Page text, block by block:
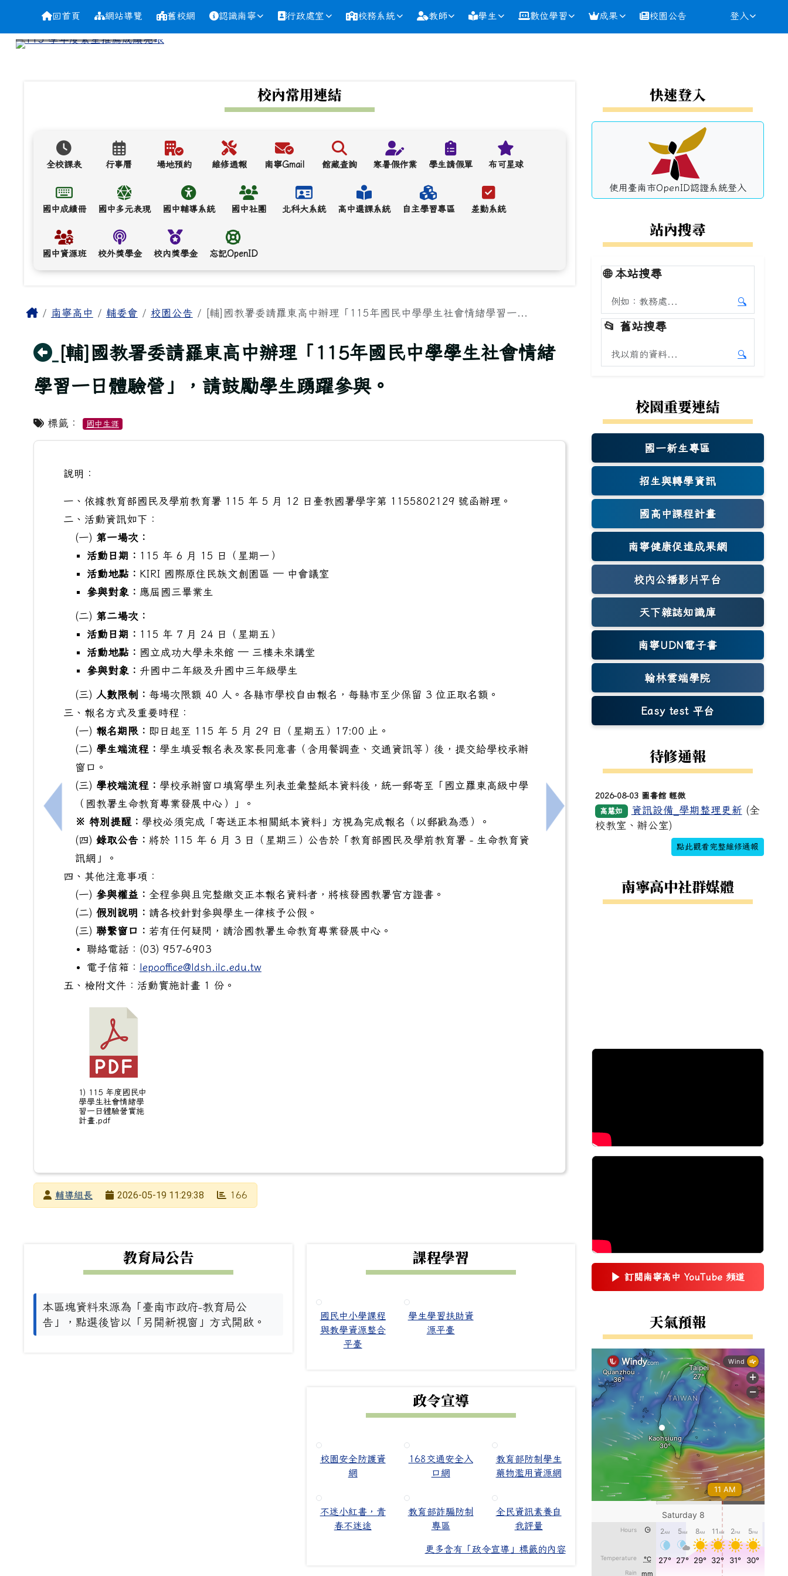
台南市南寧高中
導覽列回首頁 網站導覽 舊校網 認識南寧 行政處室 校務系統 教師 學生 數位學習 成果 校園公告 登入
校內常用連結
全校課表 行事曆 場地預約 維修通報 南寧Gmail 館藏查詢 寒暑假作業 學生請假單 布可星球
國中成績冊 國中多元表現 國中輔導系統 國中社團 北科大系統 高中選課系統 自主學習專區 差勤系統
國中資源班 校外獎學金 校內獎學金 忘記OpenID
主內容區域
Home南寧高中 輔委會 校園公告 [輔]國教署委請羅東高中辦理「115年國民中學學生社會情緒學習一...
回上頁
[輔]國教署委請羅東高中辦理「115年國民中學學生社會情緒
學習一日體驗營」，請鼓勵學生踴躍參與。
標籤： 國中生涯
上一筆：[輔]惠請 轉知財團法人普仁青年關懷基金會「大手拉小手」育成計畫及表格，懇請貴單位推薦符合計畫申請資格之學生申請
說明：
一、依據教育部國民及學前教育署 115 年 5 月 12 日臺教國署學字第 1155802129 號函辦理。
二、活動資訊如下：
(一) 第一場次：
活動日期： 115 年 6 月 15 日（星期一）
活動地點： KIRI 國際原住民族文創園區 — 中會議室
參與對象： 應屆國三畢業生
(二) 第二場次：
活動日期： 115 年 7 月 24 日（星期五）
活動地點： 國立成功大學未來館 — 三樓未來講堂
參與對象： 升國中二年級及升國中三年級學生
(三) 人數限制： 每場次限額 40 人。各縣市學校自由報名，每縣市至少保留 3 位正取名額。
三、報名方式及重要時程：
(一) 報名期限： 即日起至 115 年 5 月 29 日（星期五）17:00 止。
(二) 學生端流程： 學生填妥報名表及家長同意書（含用餐調查、交通資訊等）後，提交給學校承辦
窗口。
(三) 學校端流程： 學校承辦窗口填寫學生列表並彙整紙本資料後，統一郵寄至「國立羅東高級中學
（國教署生命教育專業發展中心）」。
※ 特別提醒： 學校必須完成「寄送正本相關紙本資料」方視為完成報名（以郵戳為憑）。
(四) 錄取公告： 將於 115 年 6 月 3 日（星期三）公告於「教育部國民及學前教育署 - 生命教育資
訊網」。
四、其他注意事項：
(一) 參與權益： 全程參與且完整繳交正本報名資料者，將核發國教署官方證書。
(二) 假別說明： 請各校針對參與學生一律核予公假。
(三) 聯繫窗口： 若有任何疑問，請洽國教署生命教育專業發展中心。
聯絡電話：(03) 957-6903
電子信箱： lepooffice@ldsh.ilc.edu.tw
五、檢附文件：活動實施計畫 1 份。
1) 115 年度國民中
學學生社會情緒學
習一日體驗營實施
計畫.pdf
下一筆：[輔]本市115年度友善校園-校園學生自
發布者輔導組長
2026-05-19 11:29:38 166
教育局公告
本區塊資料來源為「臺南市政府-教育局公
告」，點選後皆以「另開新視窗」方式開啟。
課程學習
國民中小學課程
與教學資源整合
平臺
學生學習扶助資
源平臺
政令宣導
校園安全防護資
網
168交通安全入
口網
教育部防制學生
藥物濫用資源網
不迷小紅書，青
春不迷途
教育部詐騙防制
專區
全民資訊素養自
我評量
更多含有「政令宣導」標籤的內容
左邊區域內容
快速登入
使用臺南市OpenID認證系統登入
站內搜尋
🌐本站搜尋
搜尋本站內容
🔍
開始本站
📂 舊站搜尋
搜尋舊站內容
🔍
開始舊站
校園重要連結
國一新生專區
(另開新視窗)
招生與轉學資訊
國高中課程計畫
南寧健康促進成果網
(另開新視窗)
校內公播影片平台
天下雜誌知識庫
(另開新視窗)
南寧UDN電子書
翰林雲端學院
Easy test 平台
(另開新視窗)
待修通報
2026-08-03 圖書館 輕微
高慧如
資訊設備_學期整理更新 (全
校教室、辦公室)
點此觀看完整維修通報
南寧高中社群媒體
▶ 訂閱南寧高中 YouTube 頻道
(另開新視窗)
右邊區域內容
天氣預報